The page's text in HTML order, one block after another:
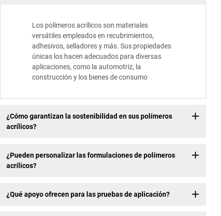
Los polímeros acrílicos son materiales
versátiles empleados en recubrimientos,
adhesivos, selladores y más. Sus propiedades
únicas los hacen adecuados para diversas
aplicaciones, como la automotriz, la
construcción y los bienes de consumo
¿Cómo garantizan la sostenibilidad en sus polímeros
acrílicos?
¿Pueden personalizar las formulaciones de polímeros
acrílicos?
¿Qué apoyo ofrecen para las pruebas de aplicación?